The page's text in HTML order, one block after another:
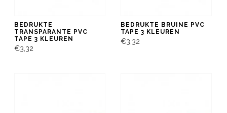
BEDRUKTE
TRANSPARANTE PVC
TAPE 3 KLEUREN
€3,32
BEDRUKTE BRUINE PVC
TAPE 3 KLEUREN
€3,32